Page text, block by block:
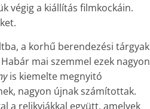
végig a kiállítás filmkockáin.
a korhű berendezési tárgyak
mai szemmel ezek nagyon
is kiemelte megnyitó
nagyon újnak számítottak.
a relikviákkal együtt, amelyek